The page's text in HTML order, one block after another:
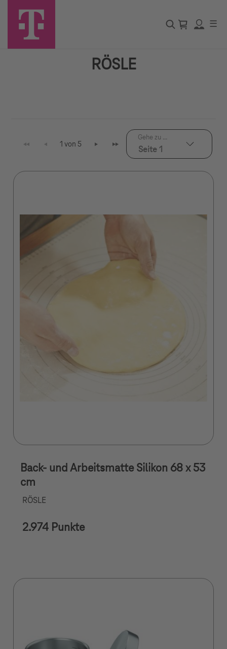
☰
RÖSLE
1 von 5
Seite 1
Gehe zu ...
Back- und Arbeitsmatte Silikon 68 x 53
cm
RÖSLE
2.974 Punkte